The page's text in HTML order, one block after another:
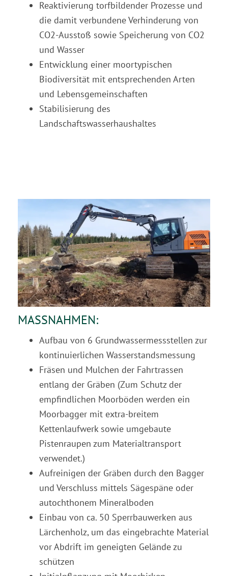
Reaktivierung torfbildender Prozesse und
die damit verbundene Verhinderung von
CO2-Ausstoß sowie Speicherung von CO2
und Wasser
Entwicklung einer moortypischen
Biodiversität mit entsprechenden Arten
und Lebensgemeinschaften
Stabilisierung des
Landschaftswasserhaushaltes
MASSNAHMEN:
Aufbau von 6 Grundwassermessstellen zur
kontinuierlichen Wasserstandsmessung
Fräsen und Mulchen der Fahrtrassen
entlang der Gräben (Zum Schutz der
empfindlichen Moorböden werden ein
Moorbagger mit extra-breitem
Kettenlaufwerk sowie umgebaute
Pistenraupen zum Materialtransport
verwendet.)
Aufreinigen der Gräben durch den Bagger
und Verschluss mittels Sägespäne oder
autochthonem Mineralboden
Einbau von ca. 50 Sperrbauwerken aus
Lärchenholz, um das eingebrachte Material
vor Abdrift im geneigten Gelände zu
schützen